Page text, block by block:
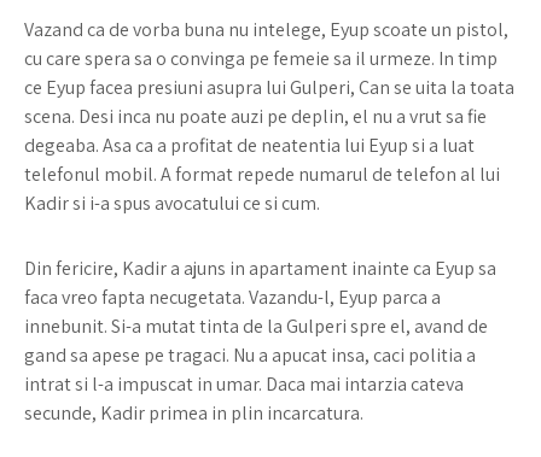
Vazand ca de vorba buna nu intelege, Eyup scoate un pistol,
cu care spera sa o convinga pe femeie sa il urmeze. In timp
ce Eyup facea presiuni asupra lui Gulperi, Can se uita la toata
scena. Desi inca nu poate auzi pe deplin, el nu a vrut sa fie
degeaba. Asa ca a profitat de neatentia lui Eyup si a luat
telefonul mobil. A format repede numarul de telefon al lui
Kadir si i-a spus avocatului ce si cum.
Din fericire, Kadir a ajuns in apartament inainte ca Eyup sa
faca vreo fapta necugetata. Vazandu-l, Eyup parca a
innebunit. Si-a mutat tinta de la Gulperi spre el, avand de
gand sa apese pe tragaci. Nu a apucat insa, caci politia a
intrat si l-a impuscat in umar. Daca mai intarzia cateva
secunde, Kadir primea in plin incarcatura.